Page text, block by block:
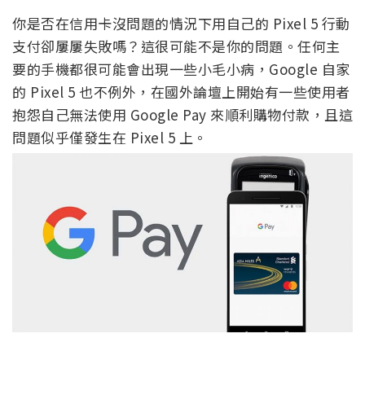
你是否在信用卡沒問題的情況下用自己的 Pixel 5 行動
支付卻屢屢失敗嗎？這很可能不是你的問題。任何主
要的手機都很可能會出現一些小毛小病，Google 自家
的 Pixel 5 也不例外，在國外論壇上開始有一些使用者
抱怨自己無法使用 Google Pay 來順利購物付款，且這
問題似乎僅發生在 Pixel 5 上。